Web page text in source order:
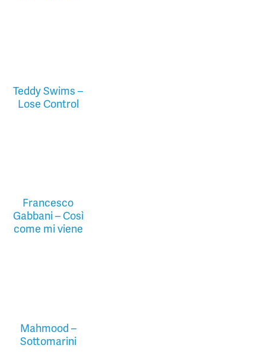
Teddy Swims –
Lose Control
Francesco
Gabbani – Così
come mi viene
Mahmood –
Sottomarini